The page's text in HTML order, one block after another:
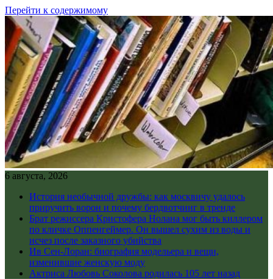
Перейти к содержимому
6 августа, 2026
История необычной дружбы: как москвичу удалось
приручить ворон и почему бердвотчинг в тренде
Брат режиссера Кристофера Нолана мог быть киллером
по кличке Оппенгеймер. Он вышел сухим из воды и
исчез после заказного убийства
Ив Сен-Лоран: биография модельера и вещи,
изменившие женскую моду
Актриса Любовь Соколова родилась 105 лет назад